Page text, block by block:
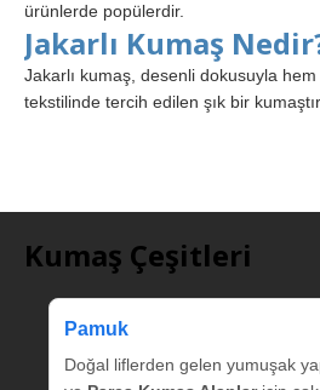
ürünlerde popülerdir.
Jakarlı Kumaş
Jakarlı kumaş, desenli dokusuyla
tekstilinde tercih edilen şık bir
Kumaş Çeşitleri
Pamuk
Doğal liflerden gelen yumuşak